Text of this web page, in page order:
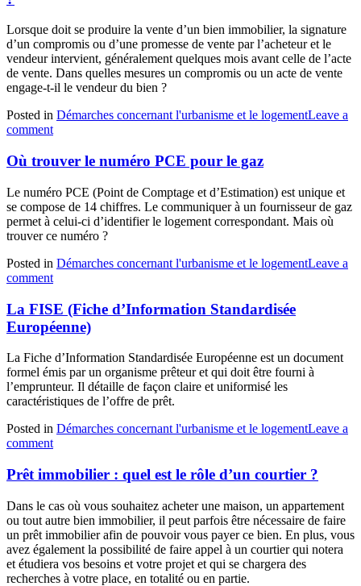
Lorsque doit se produire la vente d’un bien immobilier, la signature
d’un compromis ou d’une promesse de vente par l’acheteur et le
vendeur intervient, généralement quelques mois avant celle de l’acte
de vente. Dans quelles mesures un compromis ou un acte de vente
engage-t-il le vendeur du bien ?
Posted in Démarches concernant l'urbanisme et le logementLeave a
comment
Où trouver le numéro PCE pour le gaz
Le numéro PCE (Point de Comptage et d’Estimation) est unique et
se compose de 14 chiffres. Le communiquer à un fournisseur de gaz
permet à celui-ci d’identifier le logement correspondant. Mais où
trouver ce numéro ?
Posted in Démarches concernant l'urbanisme et le logementLeave a
comment
La FISE (Fiche d’Information Standardisée
Européenne)
La Fiche d’Information Standardisée Européenne est un document
formel émis par un organisme prêteur et qui doit être fourni à
l’emprunteur. Il détaille de façon claire et uniformisé les
caractéristiques de l’offre de prêt.
Posted in Démarches concernant l'urbanisme et le logementLeave a
comment
Prêt immobilier : quel est le rôle d’un courtier ?
Dans le cas où vous souhaitez acheter une maison, un appartement
ou tout autre bien immobilier, il peut parfois être nécessaire de faire
un prêt immobilier afin de pouvoir vous payer ce bien. En plus, vous
avez également la possibilité de faire appel à un courtier qui notera
et étudiera vos besoins et votre projet et qui se chargera des
recherches à votre place, en totalité ou en partie.